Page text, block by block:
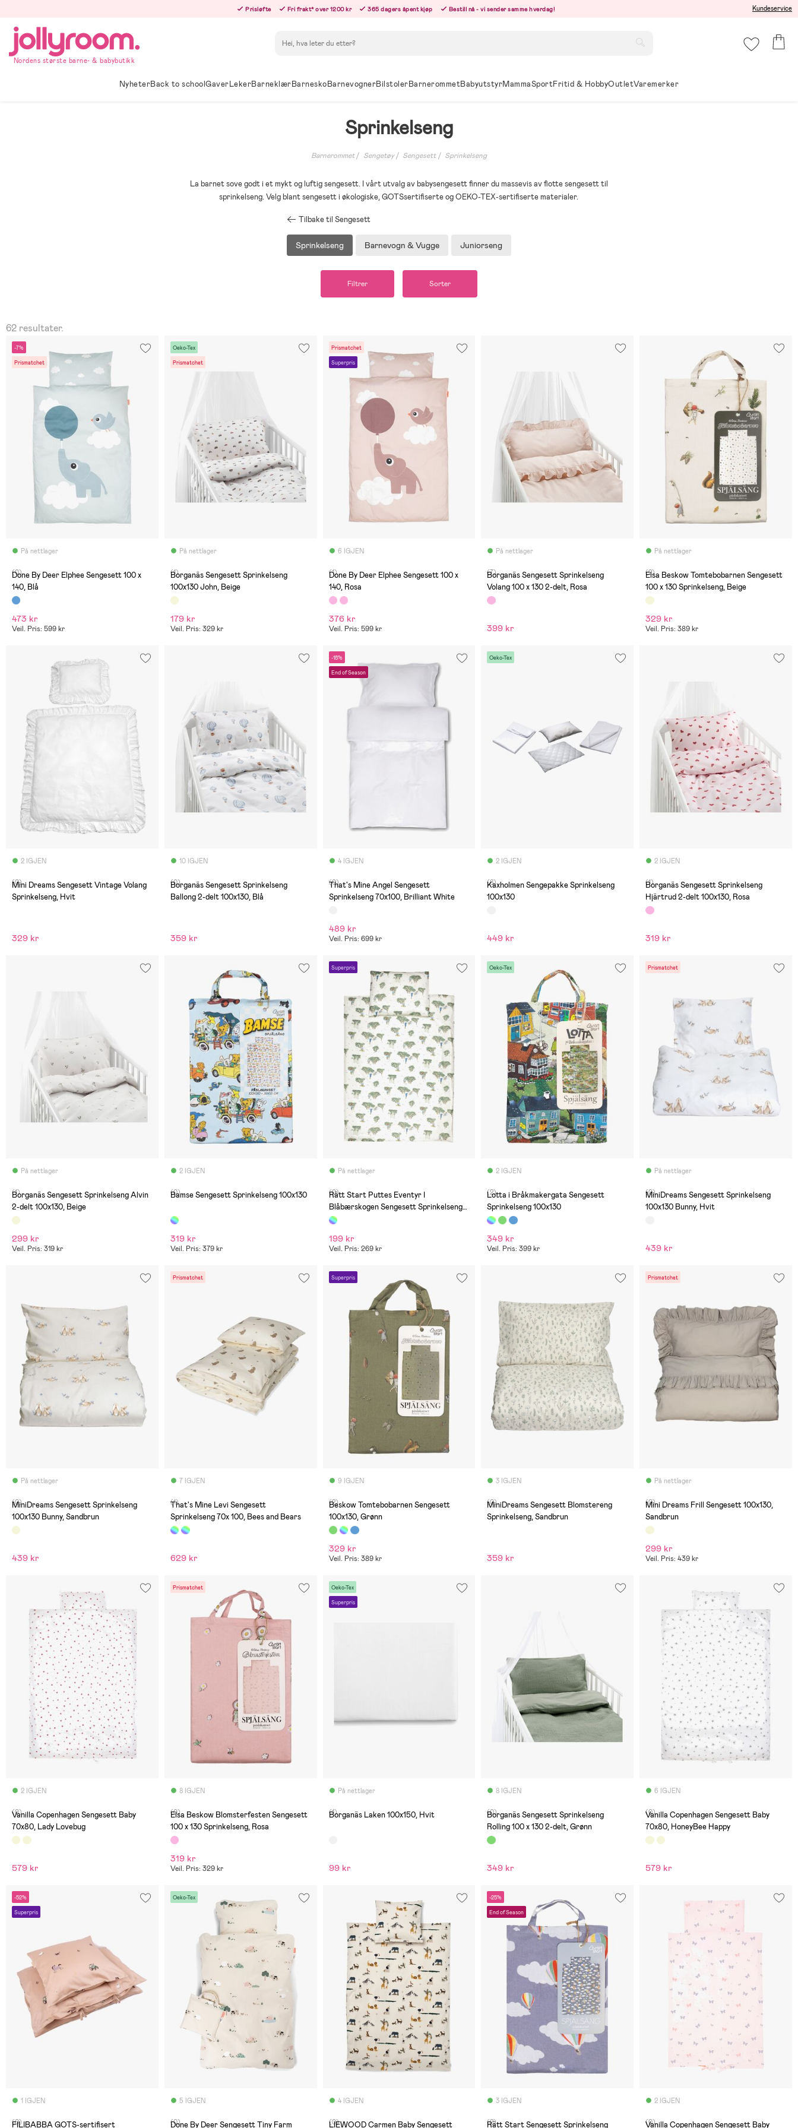
innehållet
Prisløfte Fri frakt* over 1200 kr 365 dagers åpent kjøp Bestill nå - vi sender samme hverdag! Kundeservice
Nordens største barne- & babybutikk
NyheterBack to schoolGaverLekerBarneklærBarneskoBarnevognerBilstolerBarnerommetBabyutstyrMammaSportFritid & HobbyOutletVaremerker
Sprinkelseng
Barnerommet Sengetøy Sengesett Sprinkelseng
La barnet sove godt i et mykt og luftig sengesett. I vårt utvalg av babysengesett finner du massevis av flotte sengesett til
sprinkelseng. Velg blant sengesett i økologiske, GOTSsertifiserte og OEKO-TEX-sertifiserte materialer.
Tilbake til Sengesett
Sprinkelseng Barnevogn & Vugge Juniorseng
Filtrer Sorter
62 resultater.
-7%
Prismatchet
På nettlager
(0)
Done By Deer Elphee Sengesett 100 x
140, Blå
473 kr
Veil. Pris: 599 kr
Oeko-Tex
Prismatchet
På nettlager
(1)
Borganäs Sengesett Sprinkelseng
100x130 John, Beige
179 kr
Veil. Pris: 329 kr
Prismatchet
Superpris
6 IGJEN
(1)
Done By Deer Elphee Sengesett 100 x
140, Rosa
376 kr
Veil. Pris: 599 kr
På nettlager
(7)
Borganäs Sengesett Sprinkelseng
Volang 100 x 130 2-delt, Rosa
399 kr
På nettlager
(2)
Elsa Beskow Tomtebobarnen Sengesett
100 x 130 Sprinkelseng, Beige
329 kr
Veil. Pris: 389 kr
2 IGJEN
(0)
Mini Dreams Sengesett Vintage Volang
Sprinkelseng, Hvit
329 kr
10 IGJEN
(0)
Borganäs Sengesett Sprinkelseng
Ballong 2-delt 100x130, Blå
359 kr
-18%
End of Season
4 IGJEN
(0)
That's Mine Angel Sengesett
Sprinkelseng 70x100, Brilliant White
489 kr
Veil. Pris: 699 kr
Oeko-Tex
2 IGJEN
(8)
Kaxholmen Sengepakke Sprinkelseng
100x130
449 kr
2 IGJEN
(1)
Borganäs Sengesett Sprinkelseng
Hjärtrud 2-delt 100x130, Rosa
319 kr
På nettlager
(1)
Borganäs Sengesett Sprinkelseng Alvin
2-delt 100x130, Beige
299 kr
Veil. Pris: 319 kr
2 IGJEN
(0)
Bamse Sengesett Sprinkelseng 100x130
319 kr
Veil. Pris: 379 kr
Superpris
På nettlager
(0)
Rätt Start Puttes Eventyr I
Blåbærskogen Sengesett Sprinkelseng
70x80
199 kr
Veil. Pris: 269 kr
Oeko-Tex
2 IGJEN
(2)
Lotta i Bråkmakergata Sengesett
Sprinkelseng 100x130
349 kr
Veil. Pris: 399 kr
Prismatchet
På nettlager
(0)
MiniDreams Sengesett Sprinkelseng
100x130 Bunny, Hvit
439 kr
På nettlager
(0)
MiniDreams Sengesett Sprinkelseng
100x130 Bunny, Sandbrun
439 kr
Prismatchet
7 IGJEN
(1)
That's Mine Levi Sengesett
Sprinkelseng 70x 100, Bees and Bears
629 kr
Superpris
9 IGJEN
(2)
Beskow Tomtebobarnen Sengesett
100x130, Grønn
329 kr
Veil. Pris: 389 kr
3 IGJEN
(0)
MiniDreams Sengesett Blomstereng
Sprinkelseng, Sandbrun
359 kr
Prismatchet
På nettlager
(0)
Mini Dreams Frill Sengesett 100x130,
Sandbrun
299 kr
Veil. Pris: 439 kr
2 IGJEN
(0)
Vanilla Copenhagen Sengesett Baby
70x80, Lady Lovebug
579 kr
Prismatchet
8 IGJEN
(0)
Elsa Beskow Blomsterfesten Sengesett
100 x 130 Sprinkelseng, Rosa
319 kr
Veil. Pris: 329 kr
Oeko-Tex
Superpris
På nettlager
(1)
Borganäs Laken 100x150, Hvit
99 kr
8 IGJEN
(0)
Borganäs Sengesett Sprinkelseng
Rolling 100 x 130 2-delt, Grønn
349 kr
6 IGJEN
(0)
Vanilla Copenhagen Sengesett Baby
70x80, HoneyBee Happy
579 kr
-52%
Superpris
1 IGJEN
(0)
FILIBABBA GOTS-sertifisert
Oeko-Tex
5 IGJEN
(0)
Done By Deer Sengesett Tiny Farm
4 IGJEN
(0)
LIEWOOD Carmen Baby Sengesett
-25%
End of Season
3 IGJEN
(2)
Rätt Start Sengesett Sprinkelseng
2 IGJEN
(0)
Vanilla Copenhagen Sengesett Baby